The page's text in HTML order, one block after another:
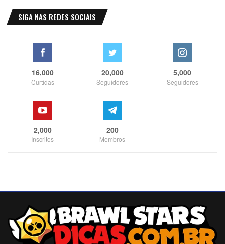
SIGA NAS REDES SOCIAIS
16,000
Curtidas
20,000
Seguidores
5,000
Seguidores
2,000
Inscritos
200
Membros